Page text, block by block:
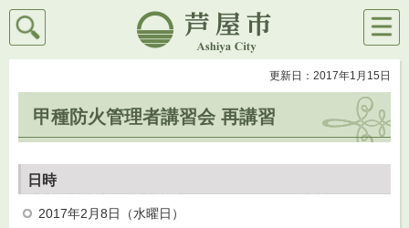
芦屋市
検索
メニ
ュー
更新日：2017年1月15日
甲種防火管理者講習会 再講習
日時
2017年2月8日（水曜日）